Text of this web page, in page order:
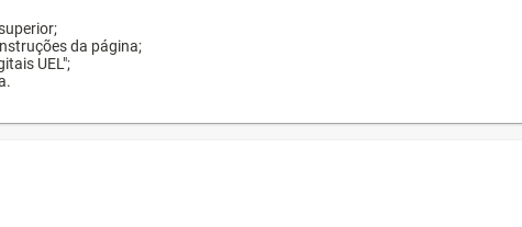
da página;
UEL";